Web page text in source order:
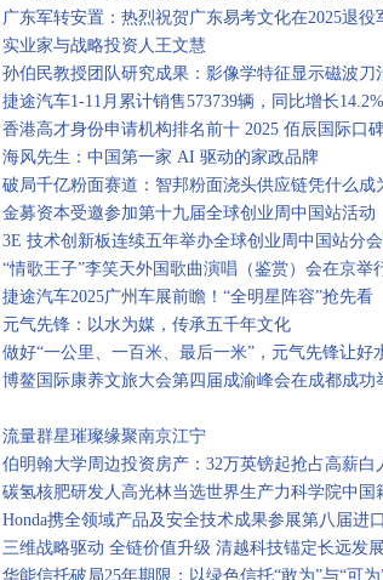
广东军转安置：热烈祝贺广东易考文化在2025退
实业家与战略投资人王文慧
孙伯民教授团队研究成果：影像学特征显示磁波
捷途汽车1-11月累计销售573739辆，同比增长14.2%
香港高才身份申请机构排名前十 2025 佰辰国际口
海风先生：中国第一家 AI 驱动的家政品牌
破局千亿粉面赛道：智邦粉面浇头供应链凭什么成
金募资本受邀参加第十九届全球创业周中国站活动
3E 技术创新板连续五年举办全球创业周中国站分
“情歌王子”李笑天外国歌曲演唱（鉴赏）会在京举
捷途汽车2025广州车展前瞻！“全明星阵容”抢先看
元气先锋：以水为媒，传承五千年文化
做好“一公里、一百米、最后一米”，元气先锋让好
博鳌国际康养文旅大会第四届成渝峰会在成都成
流量群星璀璨缘聚南京江宁
伯明翰大学周边投资房产：32万英镑起抢占高薪白
碳氢核肥研发人高光林当选世界生产力科学院中国
Honda携全领域产品及安全技术成果参展第八届进
三维战略驱动 全链价值升级 清越科技锚定长远发
华能信托破局25年期限：以绿色信托“敢为”与“可